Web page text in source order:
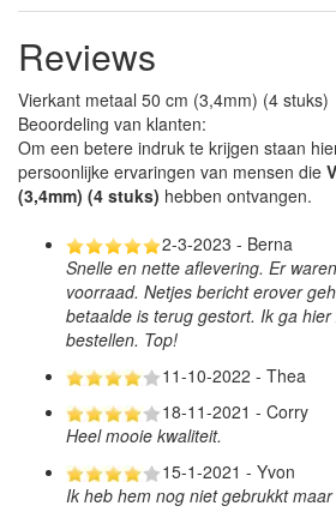
Reviews
Vierkant metaal 50 cm (3,4mm) (4 stuks)
Beoordeling van klanten:
Om een betere indruk te krijgen staan
persoonlijke ervaringen van mensen die
(3,4mm) (4 stuks) hebben ontvangen.
2-3-2023 - Berna
Snelle en nette aflevering. Er
voorraad. Netjes bericht erover
betaalde is terug gestort. Ik ga
bestellen. Top!
11-10-2022 - Thea
18-11-2021 - Corry
Heel mooie kwaliteit.
15-1-2021 - Yvon
Ik heb hem nog niet gebrukkt